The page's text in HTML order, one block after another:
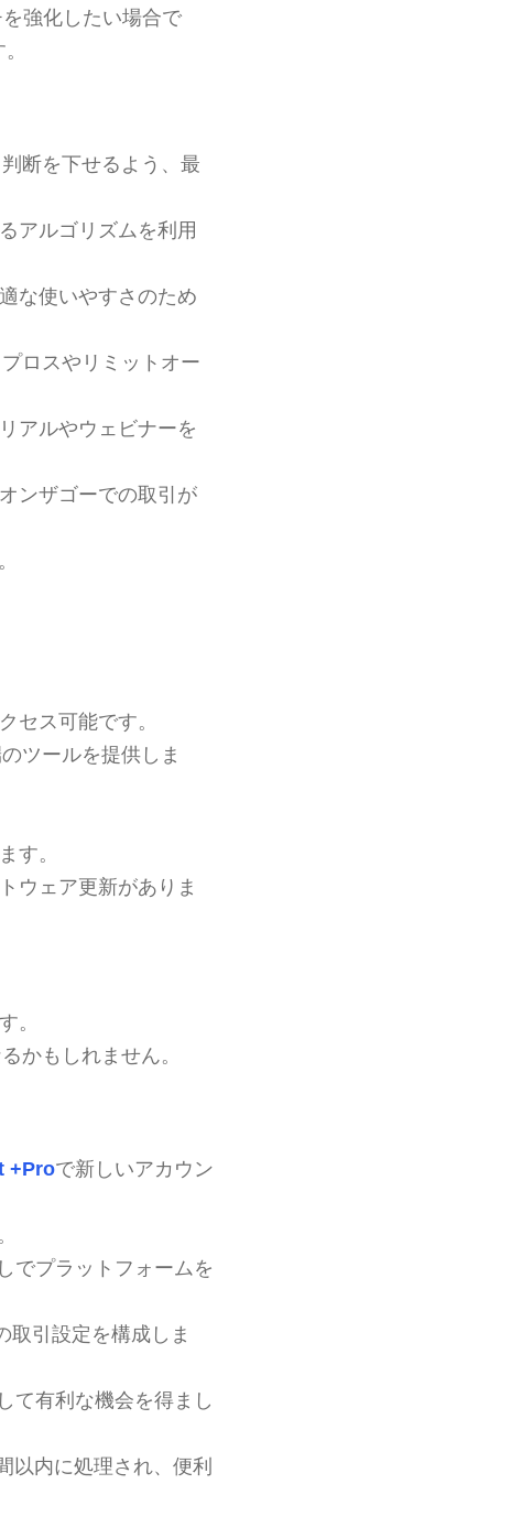
強化したい場合で
断を下せるよう、最
アルゴリズムを利用
な使いやすさのため
ロスやリミットオー
アルやウェビナーを
ンザゴーでの取引が
セス可能です。
ツールを提供しま
す。
ウェア更新がありま
。
かもしれません。
+Proで新しいアカウン
でプラットフォームを
取引設定を構成しま
て有利な機会を得まし
以内に処理され、便利